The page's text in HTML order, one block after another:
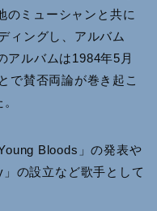
のミューシャンと共に
ィングし、アルバム
アルバムは1984年5月
で賛否両論が巻き起こ
Bloods」の発表や
の設立など歌手として